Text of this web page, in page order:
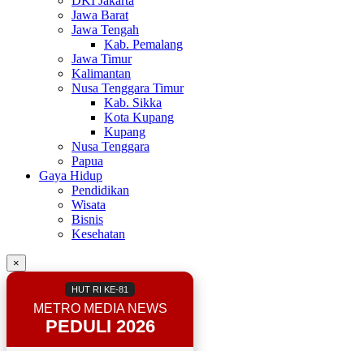
Jawa Barat
Jawa Tengah
Kab. Pemalang
Jawa Timur
Kalimantan
Nusa Tenggara Timur
Kab. Sikka
Kota Kupang
Kupang
Nusa Tenggara
Papua
Gaya Hidup
Pendidikan
Wisata
Bisnis
Kesehatan
×
HUT RI KE-81
METRO MEDIA NEWS
PEDULI 2026